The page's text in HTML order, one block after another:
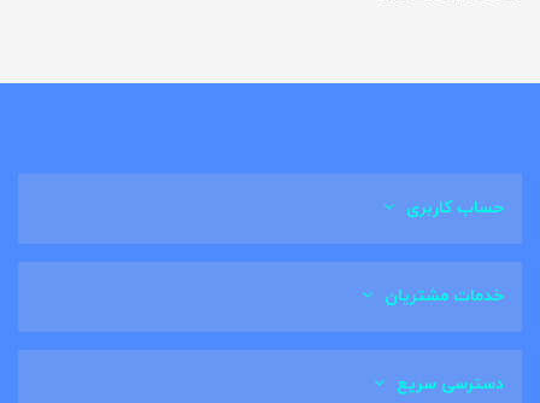
حساب کاربری
خدمات مشتریان
دسترسی سریع